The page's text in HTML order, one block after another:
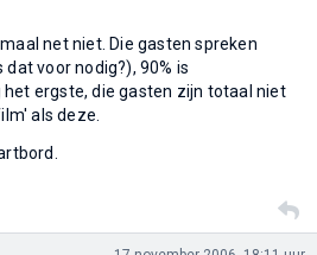
net niet. Die gasten spreken
voor nodig?), 90% is
het ergste, die gasten zijn totaal niet
als deze.